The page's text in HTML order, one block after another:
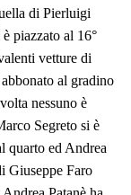
di Pierluigi
piazzato al 16°
vetture di
al gradino
nessuno è
Segreto si è
quarto ed Andrea
Giuseppe Faro